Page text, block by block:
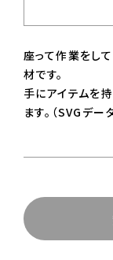
座って作業をし
材です。
手にアイテムを
ます。（SVGデー